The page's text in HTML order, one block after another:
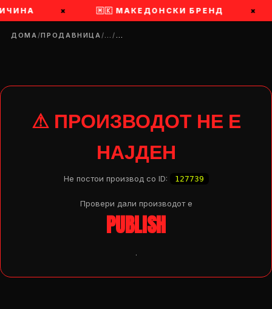
× 🇲🇰 МАКЕДОНСКИ БРЕНД ×
ДОМА/ПРОДАВНИЦА/…/…
⚠ ПРОИЗВОДОТ НЕ Е
НАЈДЕН
Не постои производ со ID: 127739
Провери дали производот e
PUBLISH
.